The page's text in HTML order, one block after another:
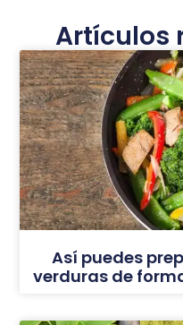
Artículos
Así puedes
verduras de